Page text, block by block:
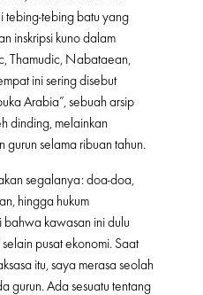
tebing-tebing batu yang
inskripsi kuno dalam
Thamudic, Nabataean,
ini sering disebut
Arabia”, sebuah arsip
dinding, melainkan
selama ribuan tahun.
segalanya: doa-doa,
hingga hukum
kawasan ini dulu
pusat ekonomi. Saat
itu, saya merasa seolah
gurun. Ada sesuatu tentang